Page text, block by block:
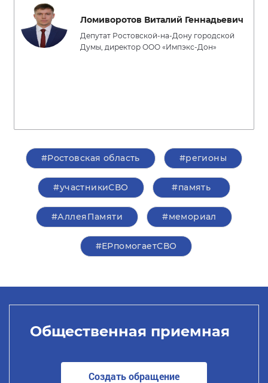
Ломиворотов Виталий Геннадьевич
Депутат Ростовской-на-Дону городской
Думы, директор ООО «Импэкс-Дон»
#Ростовская область #регионы
#участникиСВО #память
#АллеяПамяти #мемориал
#ЕРпомогаетСВО
Общественная приемная
Создать обращение